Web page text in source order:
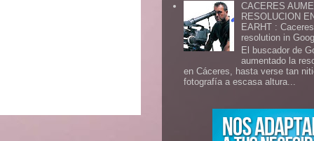
CACERES
RESOLUCION
EARHT :
resolution in
El buscador de
aumentado la
en Cáceres, hasta verse tan
fotografía a escasa altura...